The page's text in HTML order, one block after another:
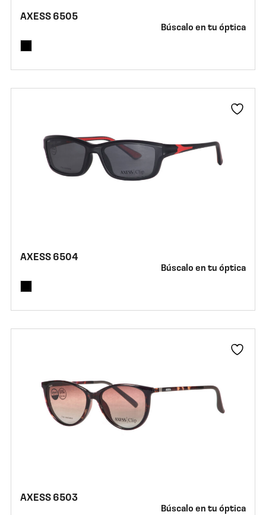
AXESS 6505
Búscalo en tu óptica
AXESS 6504
Búscalo en tu óptica
AXESS 6503
Búscalo en tu óptica